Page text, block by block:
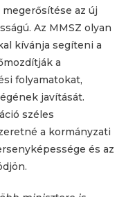
az új
Az MMSZ olyan
kívánja segíteni a
a
folyamatokat,
javítását.
széles
a kormányzati
és az